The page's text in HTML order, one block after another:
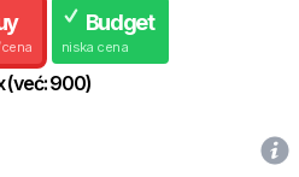
Budget
niska cena
(već:900)